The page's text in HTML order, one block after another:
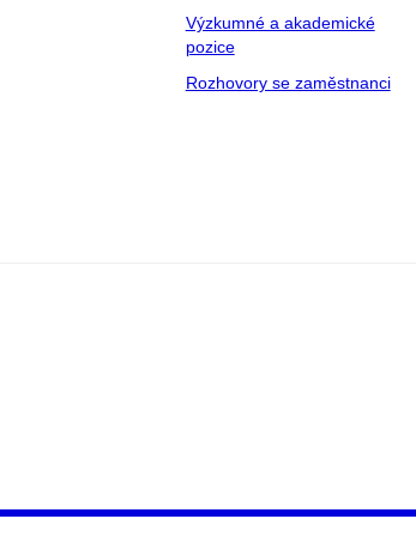
Výzkumné a akademické
pozice
Rozhovory se zaměstnanci